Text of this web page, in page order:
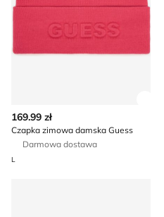
169.99 zł
Czapka zimowa damska Guess
Darmowa dostawa
L